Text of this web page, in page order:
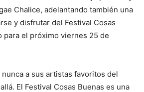
Chalice, adelantando también una
y disfrutar del Festival Cosas
para el próximo viernes 25 de
nunca a sus artistas favoritos del
El Festival Cosas Buenas es una